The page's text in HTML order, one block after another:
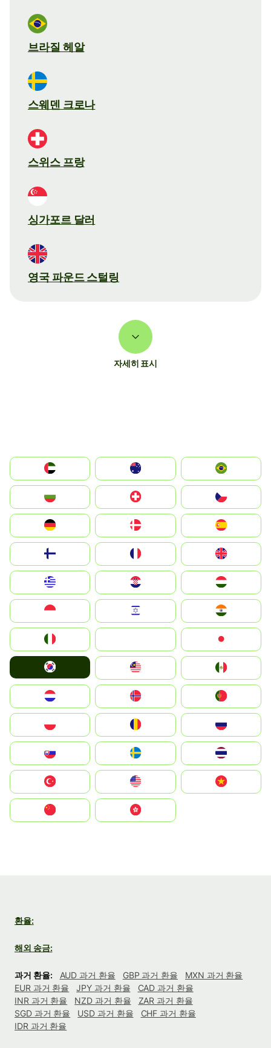
브라질 헤알
스웨덴 크로나
스위스 프랑
싱가포르 달러
영국 파운드 스털링
자세히 표시
الإمارات العربية المتحدة
Switzerland
Deutschland
United Kingdom
Magyarország
South Korea
United States
中國香港特別行政區
환율:
해외 송금:
과거 환율: AUD 과거 환율 GBP 과거 환율
MXN 과거 환율
EUR 과거 환율
JPY 과거 환율
CAD 과거 환율
INR 과거 환율
NZD 과거 환율
ZAR 과거 환율
SGD 과거 환율
USD 과거 환율
CHF 과거 환율
IDR 과거 환율